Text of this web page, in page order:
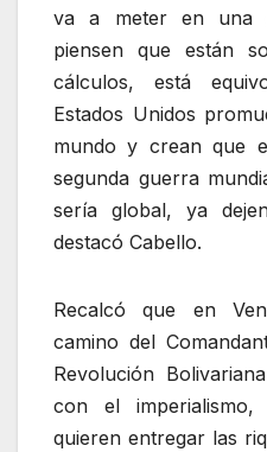
va a meter en una
piensen que están
cálculos, está
Estados Unidos
mundo y crean que
segunda guerra
sería global, ya
destacó Cabello.
Recalcó que en
camino del
Revolución
con el
quieren entregar las